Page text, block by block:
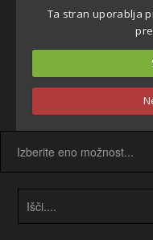
Ta stran uporablja